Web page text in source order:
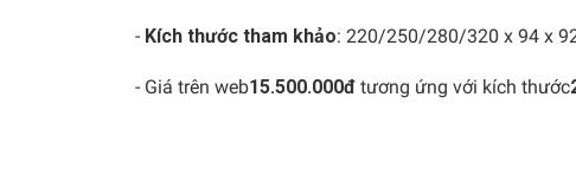
- Kích thước tham khảo: 220/250/280/320 x 94 x
- Giá trên web15.500.000đ tương ứng với kích thước